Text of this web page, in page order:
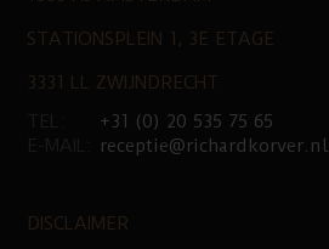
STATIONSPLEIN 1, 3E ETAGE
3331 LL ZWIJNDRECHT
+31 (0) 20 535 75 65
receptie@richardkorver.nl
DISCLAIMER